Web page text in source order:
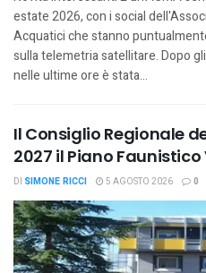
estate 2026, con i social
Acquatici che stanno
sulla telemetria satellitare. Dopo
nelle ultime ore è stata...
Il Consiglio Regionale
2027 il Piano
DI SIMONE RICCI 5 AGOSTO 2026 0